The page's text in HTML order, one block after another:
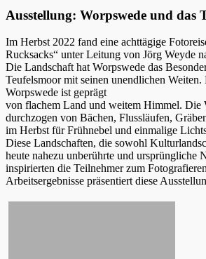
Ausstellung: Worpswede und das
Im Herbst 2022 fand eine achttägige
Rucksacks“ unter Leitung von Jörg Weyde
Die Landschaft hat Worpswede das
Teufelsmoor mit seinen unendlichen
Worpswede ist geprägt
von flachem Land und weitem Himmel. Die
durchzogen von Bächen, Flussläufen,
im Herbst für Frühnebel und einmalige
Diese Landschaften, die sowohl
heute nahezu unberührte und ursprüngliche
inspirierten die Teilnehmer zum
Arbeitsergebnisse präsentiert diese